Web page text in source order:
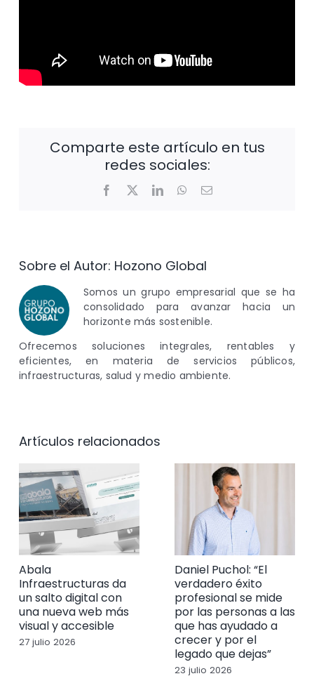
Comparte este artículo en tus
redes sociales:
Facebook
X LinkedInWhatsApp
Correo
Sobre el Autor: Hozono Global
Somos un grupo empresarial que se ha
consolidado para avanzar hacia un
horizonte más sostenible.
Ofrecemos soluciones integrales, rentables y
eficientes, en materia de servicios públicos,
infraestructuras, salud y medio ambiente.
Artículos relacionados
Abala
Infraestructuras da
un salto digital con
una nueva web más
visual y accesible
27 julio 2026
Daniel Puchol: “El
verdadero éxito
profesional se mide
por las personas a las
que has ayudado a
crecer y por el
legado que dejas”
23 julio 2026